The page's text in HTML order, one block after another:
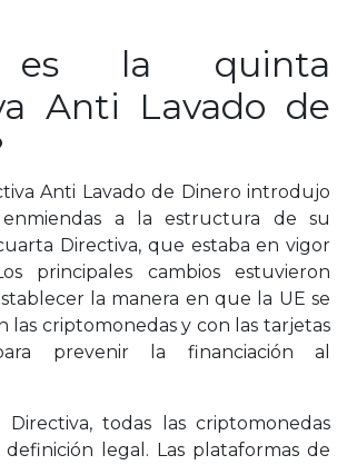
es la quinta
Anti Lavado de
Anti Lavado de Dinero introdujo
a la estructura de su
Directiva, que estaba en vigor
principales cambios estuvieron
la manera en que la UE se
las criptomonedas y con las tarjetas
prevenir la financiación al
todas las criptomonedas
legal. Las plataformas de